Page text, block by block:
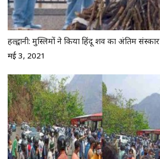
हल्द्वानी: मुस्लिमों ने किया हिंदू शव का अंतिम संस्कार
मई 3, 2021